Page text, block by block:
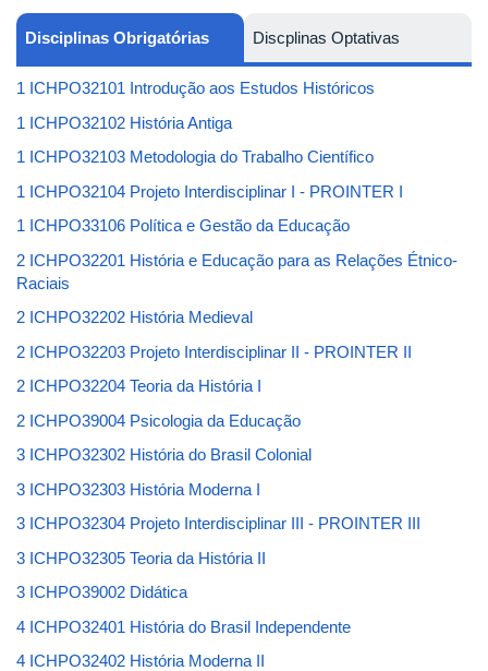
Disciplinas Obrigatórias
1 ICHPO32101 Introdução aos Estudos Históricos
1 ICHPO32102 História Antiga
1 ICHPO32103 Metodologia do Trabalho Científico
1 ICHPO32104 Projeto Interdisciplinar I - PROINTER I
1 ICHPO33106 Política e Gestão da Educação
2 ICHPO32201 História e Educação para as Relações Étnico-
Raciais
2 ICHPO32202 História Medieval
2 ICHPO32203 Projeto Interdisciplinar II - PROINTER II
2 ICHPO32204 Teoria da História I
2 ICHPO39004 Psicologia da Educação
3 ICHPO32302 História do Brasil Colonial
3 ICHPO32303 História Moderna I
3 ICHPO32304 Projeto Interdisciplinar III - PROINTER III
3 ICHPO32305 Teoria da História II
3 ICHPO39002 Didática
4 ICHPO32401 História do Brasil Independente
4 ICHPO32402 História Moderna II
Discplinas Optativas